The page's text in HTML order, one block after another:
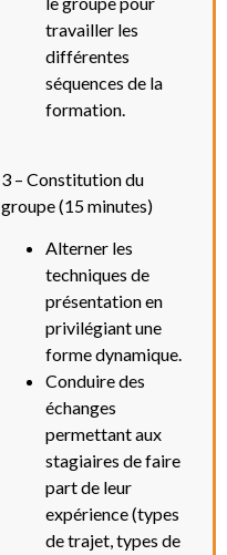
travailler les
différentes
séquences de la
formation.
3 – Constitution du
groupe (15 minutes)
Alterner les
techniques de
présentation en
privilégiant une
forme dynamique.
Conduire des
échanges
permettant aux
stagiaires de faire
part de leur
expérience (types
de trajet, types de